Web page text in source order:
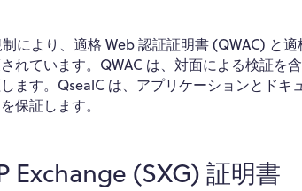
により、適格 Web 認証証明書 (QWAC) と
れています。QWAC は、対面による検証を
ます。QsealC は、アプリケーションとド
保証します。
Exchange (SXG) 証明書